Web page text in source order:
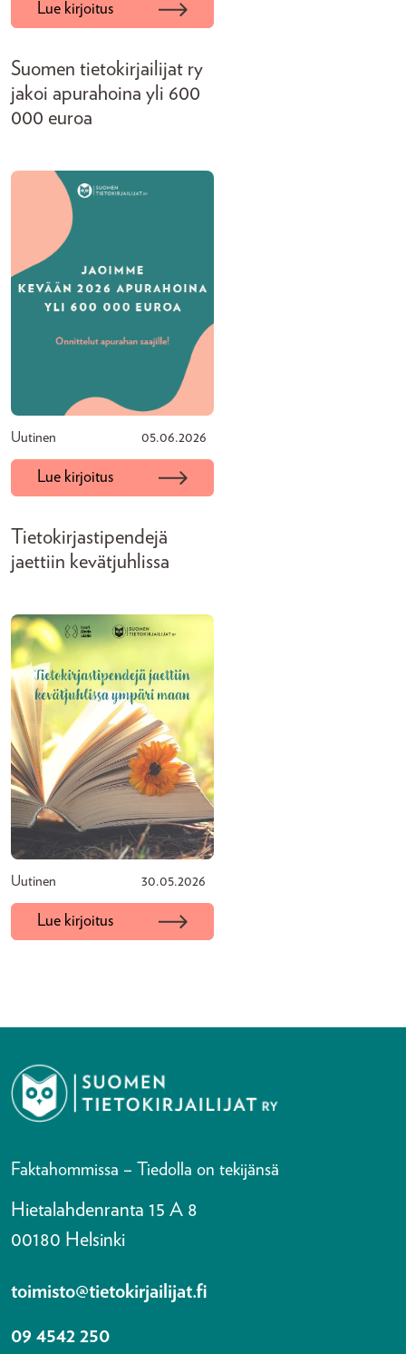
Lue kirjoitus
Suomen tietokirjailijat ry
jakoi apurahoina yli 600
000 euroa
Uutinen 05.06.2026
Lue kirjoitus
Tietokirjastipendejä
jaettiin kevätjuhlissa
Uutinen 30.05.2026
Lue kirjoitus
Faktahommissa – Tiedolla on tekijänsä
Hietalahdenranta 15 A 8
00180 Helsinki
toimisto@tietokirjailijat.fi
09 4542 250